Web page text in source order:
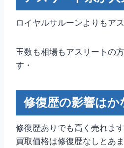
ロイヤルサルーンよりもア
玉数も相場もアスリートの
す・
修復歴の影響はか
修復歴ありでも高く売れます
買取価格は修復歴なしとあ